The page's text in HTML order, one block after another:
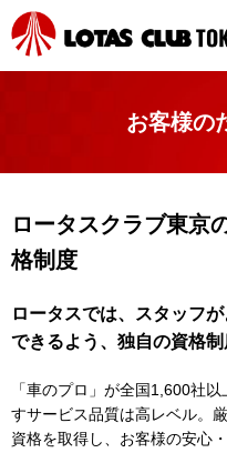
お客様の
ロータスクラブ東京
格制度
ロータスでは、スタッフ
できるよう、独自の資格制
「車のプロ」が全国1,600社
すサービス品質は高レベル。
資格を取得し、お客様の安心